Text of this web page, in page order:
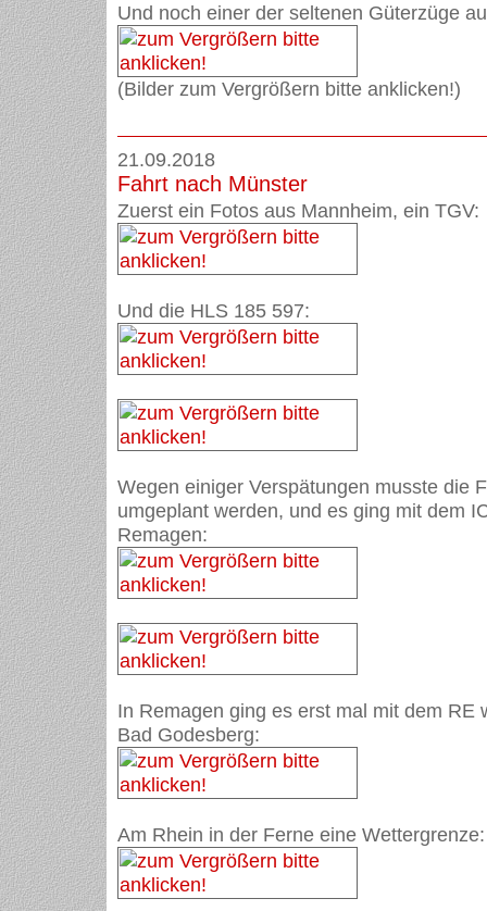
Und noch einer der seltenen Güterzüge
(Bilder zum Vergrößern bitte anklicken!)
21.09.2018
Fahrt nach Münster
Zuerst ein Fotos aus Mannheim, ein TGV:
Und die HLS 185 597:
Wegen einiger Verspätungen musste die
umgeplant werden, und es ging mit dem
Remagen:
In Remagen ging es erst mal mit dem RE
Bad Godesberg:
Am Rhein in der Ferne eine Wettergrenze: